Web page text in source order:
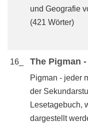
und Geografie
(421 Wörter)
16_ The Pigman
Pigman - jeder
der
Lesetagebuch,
dargestellt